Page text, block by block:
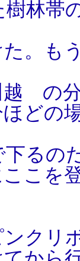
林帯
。も
越 の
どの
るの
こを
クリ